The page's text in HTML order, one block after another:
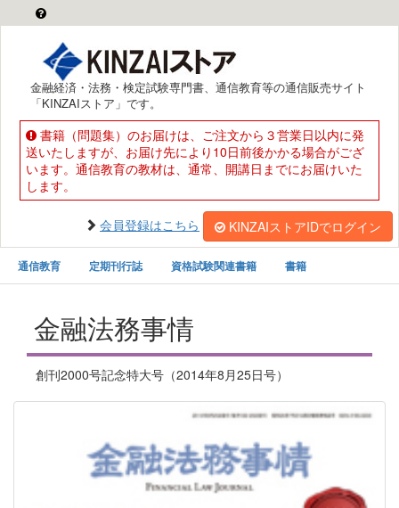
金融経済・法務・検定試験専門書、通信教育等の通信販売サイト
「KINZAIストア」です。
書籍（問題集）のお届けは、ご注文から３営業日以内に発
送いたしますが、お届け先により10日前後かかる場合がござ
います。通信教育の教材は、通常、開講日までにお届けいた
します。
会員登録はこちら KINZAIストアIDでログイン
通信教育 定期刊行誌 資格試験関連書籍 書籍
金融法務事情
創刊2000号記念特大号（2014年8月25日号）